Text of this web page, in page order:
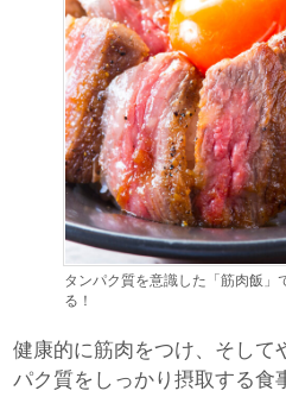
タンパク質を意識した「筋肉飯」
る！
健康的に筋肉をつけ、そして
パク質をしっかり摂取する食